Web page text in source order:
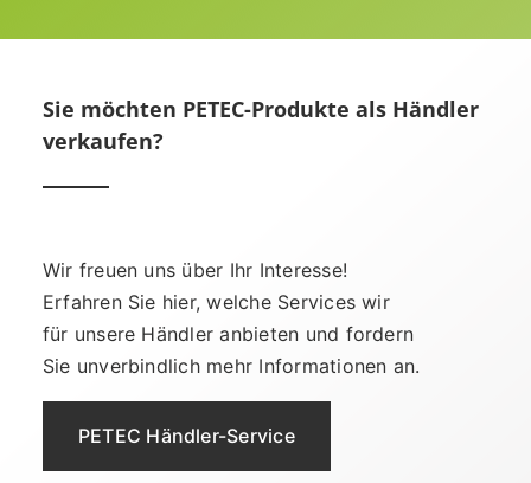
Sie möchten PETEC-Produkte als Händler
verkaufen?
Wir freuen uns über Ihr Interesse!
Erfahren Sie hier, welche Services wir
für unsere Händler anbieten und fordern
Sie unverbindlich mehr Informationen an.
PETEC Händler-Service